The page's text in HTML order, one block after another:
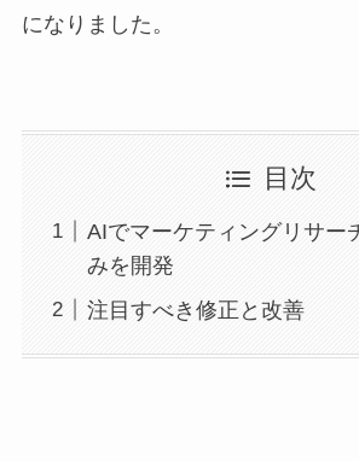
になりました。
目次
AIでマーケティングリサー
みを開発
注目すべき修正と改善